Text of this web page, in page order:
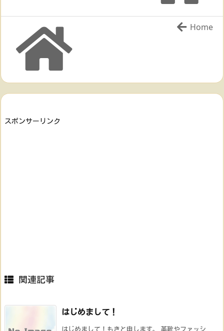
Home
スポンサーリンク
関連記事
はじめまして！
はじめまして！もきと申します。 革靴やファッシ